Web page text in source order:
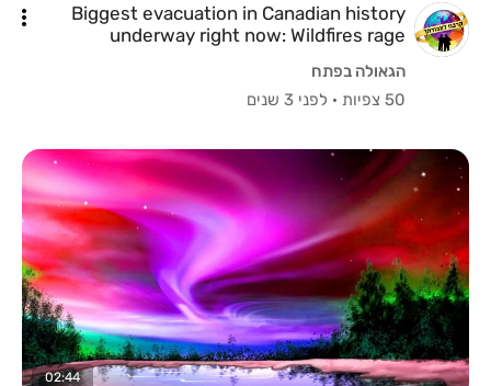
Biggest evacuation in Canadian history
underway right now: Wildfires rage
הגאולה בפתח
50 צפיות
· לפני 3 שנים
02:44